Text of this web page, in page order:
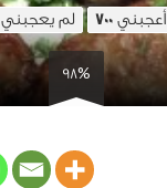
أعجبني700 لم يعجبني
98%